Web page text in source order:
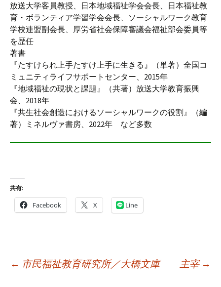
放送大学客員教授、日本地域福祉学会会長、日本福祉教
育・ボランティア学習学会会長、ソーシャルワーク教育
学校連盟副会長、厚労省社会保障審議会福祉部会委員等
を歴任
著書
『たすけられ上手たすけ上手に生きる』（単著）全国コ
ミュニティライフサポートセンター、2015年
『地域福祉の現状と課題』（共著）放送大学教育振興
会、2018年
『共生社会創造におけるソーシャルワークの役割』（編
著）ミネルヴァ書房、2022年 など多数
共有:
Facebook X Line
← 市民福祉教育研究所／大橋文庫 主宰 →